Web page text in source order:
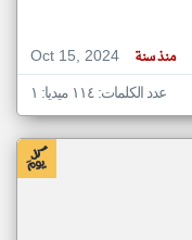
Oct 15, 2024
منذ سنة
عدد الكلمات: ١١٤ ميديا: ١